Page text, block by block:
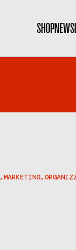
SHOP
,MARKETING,